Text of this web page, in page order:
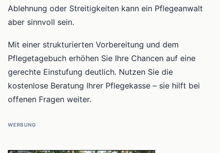
Ablehnung oder Streitigkeiten kann ein Pflegeanwalt
aber sinnvoll sein.
Mit einer strukturierten Vorbereitung und dem
Pflegetagebuch erhöhen Sie Ihre Chancen auf eine
gerechte Einstufung deutlich. Nutzen Sie die
kostenlose Beratung Ihrer Pflegekasse – sie hilft bei
offenen Fragen weiter.
WERBUNG